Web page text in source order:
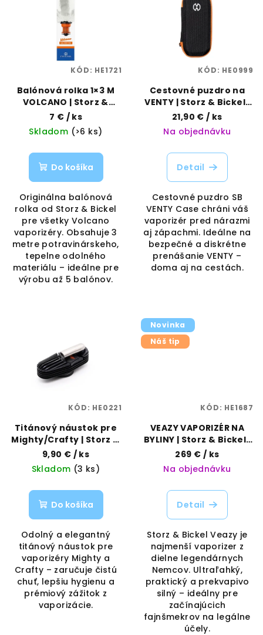
Balónová rolka 1×3 M
VOLCANO | Storz &
Bickel | Vaporama
7 € / ks
Skladom (>6 ks)
Do košíka
Originálna balónová
rolka od Storz & Bickel
pre všetky Volcano
vaporizéry. Obsahuje 3
metre potravinárskeho,
tepelne odolného
materiálu – ideálne pre
výrobu až 5 balónov.
KÓD: HE1721
Cestovné puzdro na
VENTY | Storz & Bickel |
Vaporama
21,90 €/ ks
Na objednávku
Detail
Cestovné puzdro SB
VENTY Case chráni váš
vaporizér pred nárazmi
aj zápachmi. Ideálne na
bezpečné a diskrétne
prenášanie VENTY –
doma aj na cestách.
KÓD: HE0999
Titánový náustok pre
Mighty/Crafty | Storz &
Bickel | Vaporama
9,90 € / ks
Skladom (3 ks)
Do košíka
Odolný a elegantný
titánový náustok pre
vaporizéry Mighty a
Crafty – zaručuje čistú
chuť, lepšiu hygienu a
prémiový zážitok z
vaporizácie.
KÓD: HE0221
Novinka
Náš tip
VEAZY VAPORIZÉR NA
BYLINY | Storz & Bickel |
Vaporama
269 € / ks
Na objednávku
Detail
Storz & Bickel Veazy je
najmenší vaporizer z
dielne legendárnych
Nemcov. Ultraľahký,
praktický a prekvapivo
silný – ideálny pre
začínajúcich
fajnšmekrov na legálne
účely.
KÓD: HE1687